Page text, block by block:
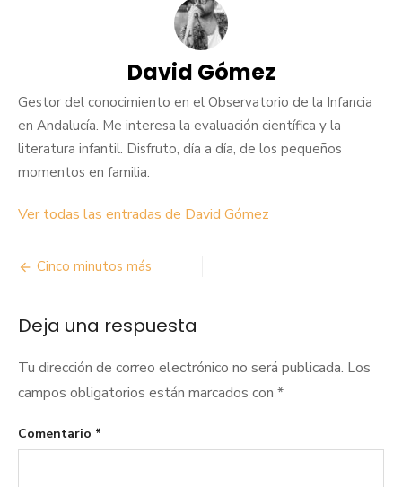
David Gómez
Gestor del conocimiento en el Observatorio de la Infancia
en Andalucía. Me interesa la evaluación científica y la
literatura infantil. Disfruto, día a día, de los pequeños
momentos en familia.
Ver todas las entradas de David Gómez
Navegación
entradas
Cinco minutos más
Deja una respuesta
Tu dirección de correo electrónico no será publicada. Los
campos obligatorios están marcados con *
Comentario *